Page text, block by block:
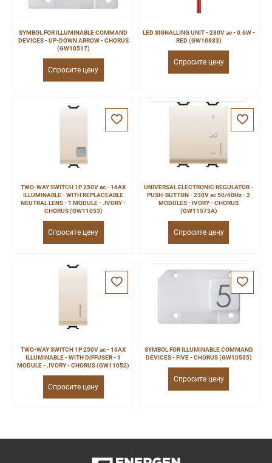
SYMBOL FOR ILLUMINABLE COMMAND
DEVICES - UP-DOWN ARROW - CHORUS
(GW10517)
Спросите цену
LED SIGNALLING UNIT - 230V ac - 0.6W -
RED (GW10883)
Спросите цену
TWO-WAY SWITCH 1P 250V ac - 16AX
ILLUMINABLE - WITH REPLACEABLE
NEUTRAL LENS - 1 MODULE - .IVORY -
CHORUS (GW11053)
Спросите цену
UNIVERSAL ELECTRONIC REGULATOR -
PUSH-BUTTON - 230V ac 50/60Hz - 2
MODULES - IVORY - CHORUS
(GW11573A)
Спросите цену
TWO-WAY SWITCH 1P 250V ac - 16AX
ILLUMINABLE - WITH DIFFUSER - 1
MODULE - .IVORY - CHORUS (GW11052)
Спросите цену
SYMBOL FOR ILLUMINABLE COMMAND
DEVICES - FIVE - CHORUS (GW10535)
Спросите цену